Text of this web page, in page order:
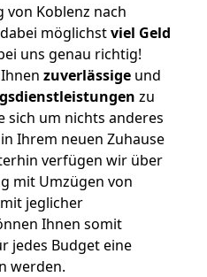
von Koblenz nach
möglichstviel Geld
uns genau richtig!
zuverlässige und
zu
sich um nichts anderes
Ihrem neuen Zuhause
verfügen wir über
mit Umzügen von
jeglicher
Ihnen somit
jedes Budget eine
werden.